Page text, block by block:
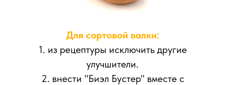
Для сортовой валки:
1. из рецептуры исключить другие
улучшители.
2. внести "Биэл Бустер" вместе с